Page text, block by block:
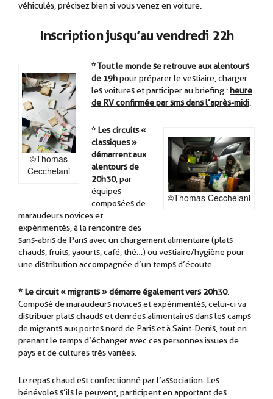
véhiculés, précisez bien si vous venez en voiture.
Inscription jusqu’au vendredi 22h
©Thomas
Cecchelani
* Tout le monde se retrouve aux alentours
de 19hpour préparer le vestiaire, charger
les voitures et participer au briefing :heure
de RV confirmée par sms dans l’après-midi
©Thomas Cecchelani
* Les circuits «
classiques »
démarrent aux
alentours de
20h30, par
équipes
composées de
maraudeurs novices et
expérimentés, à la rencontre des
sans-abris de Paris avec un chargement alimentaire (plats
chauds, fruits, yaourts, café, thé…) ou vestiaire/hygiène pour
une distribution accompagnée d’un temps d’écoute…
* Le circuit « migrants » démarre également vers 20h30.
Composé de maraudeurs novices et expérimentés, celui-ci va
distribuer plats chauds et denrées alimentaires dans les camps
de migrants aux portes nord de Paris et à Saint-Denis, tout en
prenant le temps d’échanger avec ces personnes issues de
pays et de cultures très variées.
Le repas chaud est confectionné par l’association. Les
bénévoles s’ils le peuvent, participent en apportant des